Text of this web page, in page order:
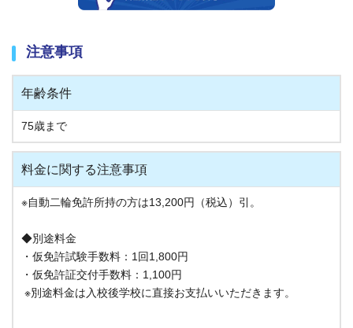
注意事項
年齢条件
75歳まで
料金に関する注意事項
※自動二輪免許所持の方は13,200円（税込）引。
◆別途料金
・仮免許試験手数料：1回1,800円
・仮免許証交付手数料：1,100円
※別途料金は入校後学校に直接お支払いいただきます。